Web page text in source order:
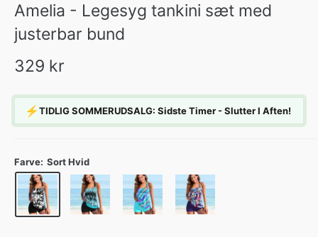
Amelia - Legesyg tankini sæt med
justerbar bund
329 kr
⚡TIDLIG SOMMERUDSALG: Sidste Timer - Slutter I Aften!
Farve: Sort Hvid